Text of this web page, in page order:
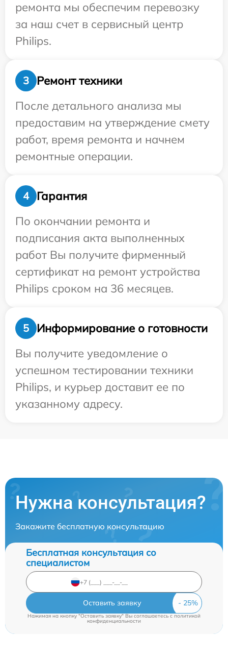
ремонта мы обеспечим перевозку
за наш счет в сервисный центр
Philips.
3
Ремонт техники
После детального анализа мы
предоставим на утверждение смету
работ, время ремонта и начнем
ремонтные операции.
4
Гарантия
По окончании ремонта и
подписания акта выполненных
работ Вы получите фирменный
сертификат на ремонт устройства
Philips сроком на 36 месяцев.
5
Информирование о готовности
Вы получите уведомление о
успешном тестировании техники
Philips, и курьер доставит ее по
указанному адресу.
Нужна консультация?
Закажите бесплатную консультацию
Бесплатная консультация со
специалистом
Оставить заявку
Нажимая на кнопку "Оставить заявку" Вы соглашаетесь c политикой
конфиденциальности